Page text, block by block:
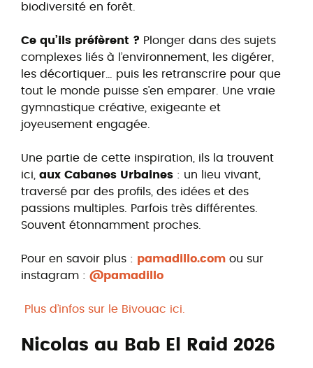
biodiversité en forêt.
Ce qu’ils préfèrent ? Plonger dans des sujets
complexes liés à l’environnement, les digérer,
les décortiquer… puis les retranscrire pour que
tout le monde puisse s’en emparer. Une vraie
gymnastique créative, exigeante et
joyeusement engagée.
Une partie de cette inspiration, ils la trouvent
ici, aux Cabanes Urbaines : un lieu vivant,
traversé par des profils, des idées et des
passions multiples. Parfois très différentes.
Souvent étonnamment proches.
Pour en savoir plus : pamadillo.com ou sur
instagram : @pamadillo
Plus d’infos sur le Bivouac ici.
Nicolas au Bab El Raid 2026